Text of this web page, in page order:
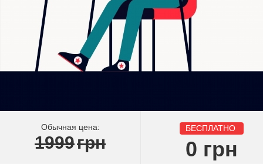
Обычная цена:
1999грн
БЕСПЛАТНО
0 грн